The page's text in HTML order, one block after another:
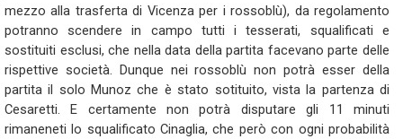
mezzo alla trasferta di Vicenza per i rossoblù), da regolamento
potranno scendere in campo tutti i tesserati, squalificati e
sostituiti esclusi, che nella data della partita facevano parte delle
rispettive società. Dunque nei rossoblù non potrà esser della
partita il solo Munoz che è stato sotituito, vista la partenza di
Cesaretti. E certamente non potrà disputare gli 11 minuti
rimaneneti lo squalificato Cinaglia, che però con ogni probabilità